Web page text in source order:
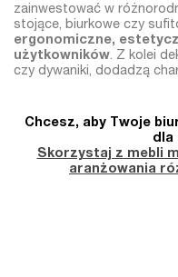
zainwestować w
stojące, biurkowe czy
ergonomiczne,
użytkowników. Z kolei
czy dywaniki, dodadzą
Chcesz, aby Twoje
dla
Skorzystaj z mebli
aranżowania